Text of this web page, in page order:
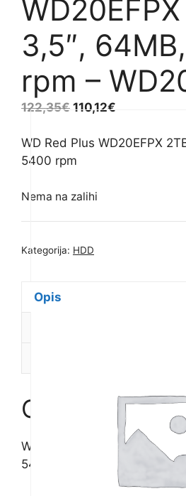
3,5″,
rpm –
122,35€ 110,12€
WD Red Plus WD20EFPX
5400 rpm
Nema na zalihi
Kategorija: HDD
Opis
Opis
WD Red Plus WD20EFPX
5400 rpm